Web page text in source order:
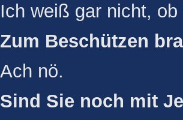
Ich weiß gar nicht,
Zum Beschützen
Ach nö.
Sind Sie noch mit